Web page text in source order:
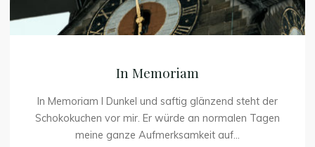
In Memoriam
In Memoriam I Dunkel und saftig glänzend steht der
Schokokuchen vor mir. Er würde an normalen Tagen
meine ganze Aufmerksamkeit auf...